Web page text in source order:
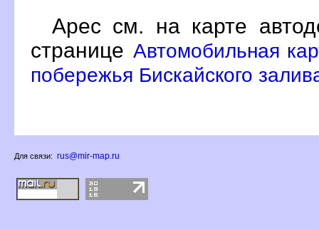
Арес см. на карте
странице Автомобильная
побережья Бискайского
Для связи: rus@mir-map.ru